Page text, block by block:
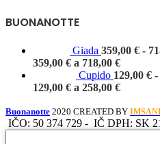
BUONANOTTE
Giada 359,00 € -
359,00 € a 718,00 €
Cupido 129,00 € -
129,00 € a 258,00 €
Buonanotte 2020 CREATED BY
IČO: 50 374 729 - IČ DPH: SK